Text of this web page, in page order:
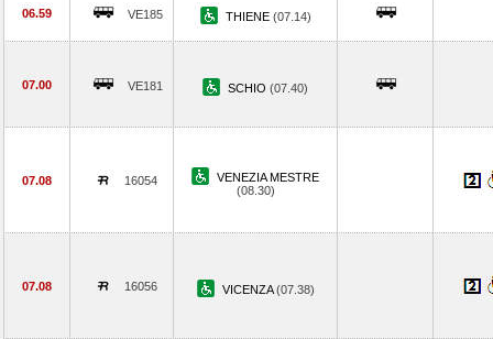
06.59 VE185 THIENE (07.14)
07.00 VE181 SCHIO (07.40)
07.08 16054
VENEZIA MESTRE
(08.30)
07.08 16056 VICENZA(07.38)